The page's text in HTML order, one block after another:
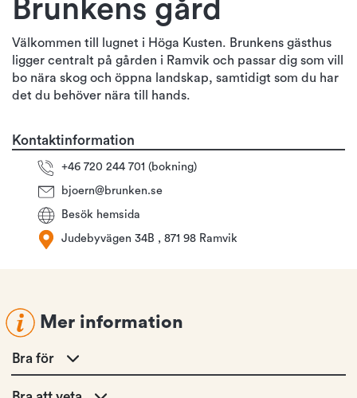
Brunkens gård
Välkommen till lugnet i Höga Kusten. Brunkens gästhus
ligger centralt på gården i Ramvik och passar dig som vill
bo nära skog och öppna landskap, samtidigt som du har
det du behöver nära till hands.
Kontaktinformation
+46 720 244 701 (bokning)
bjoern@brunken.se
Besök hemsida
Judebyvägen 34B , 871 98 Ramvik
Mer information
Bra för